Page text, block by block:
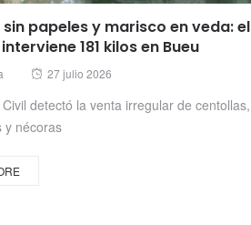
papeles y marisco en veda: el
181 kilos en Bueu
Posted
27 julio 2026
detectó la venta irregular de centollas,
y nécoras